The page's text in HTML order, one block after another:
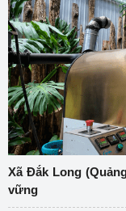
Xã Đắk Long
vững